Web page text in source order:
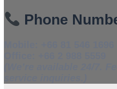
Phone